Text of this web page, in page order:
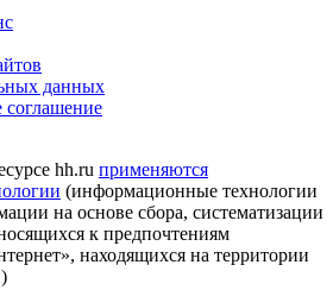
данных
соглашение
hh.ru применяются
(информационные технологии
на основе сбора, систематизации
к предпочтениям
находящихся на территории